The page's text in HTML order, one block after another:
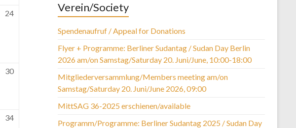
24
30
34
Verein/Society
Spendenaufruf / Appeal for Donations
Flyer + Programme: Berliner Sudantag / Sudan Day Berlin
2026 am/on Samstag/Saturday 20. Juni/June, 10:00-18:00
Mitgliederversammlung/Members meeting am/on
Samstag/Saturday 20. Juni/June 2026, 09:00
MittSAG 36-2025 erschienen/available
Programm/Programme: Berliner Sudantag 2025 / Sudan Day